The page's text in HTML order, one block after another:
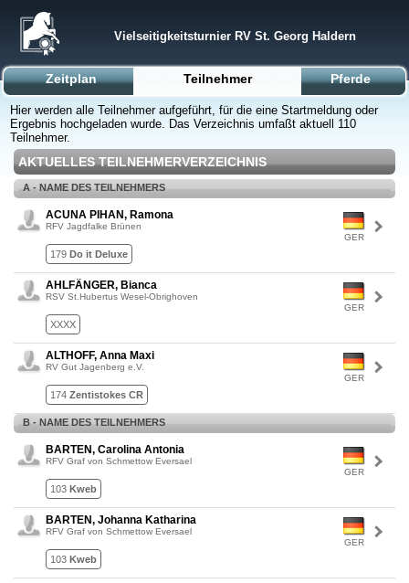
Vielseitigkeitsturnier RV St. Georg Haldern
Zeitplan Teilnehmer Pferde
Hier werden alle Teilnehmer aufgeführt, für die eine Startmeldung oder
Ergebnis hochgeladen wurde. Das Verzeichnis umfaßt aktuell 110
Teilnehmer.
AKTUELLES TEILNEHMERVERZEICHNIS
A - NAME DES TEILNEHMERS
GER
ACUNA PIHAN, Ramona
RFV Jagdfalke Brünen
179 Do it Deluxe
GER
AHLFÄNGER, Bianca
RSV St.Hubertus Wesel-Obrighoven
XXXX
GER
ALTHOFF, Anna Maxi
RV Gut Jagenberg e.V.
174 Zentistokes CR
B - NAME DES TEILNEHMERS
GER
BARTEN, Carolina Antonia
RFV Graf von Schmettow Eversael
103 Kweb
GER
BARTEN, Johanna Katharina
RFV Graf von Schmettow Eversael
103 Kweb